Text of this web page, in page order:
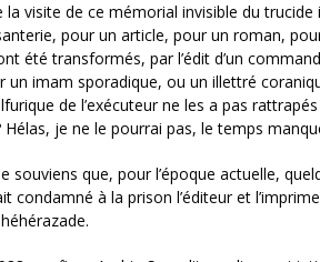
la visite de ce mémorial invisible du
pour un article, pour un roman,
été transformés, par l’édit d’un
un imam sporadique, ou un illettré
de l’exécuteur ne les a pas
je ne le pourrai pas, le temps
souviens que, pour l’époque actuelle,
condamné à la prison l’éditeur et